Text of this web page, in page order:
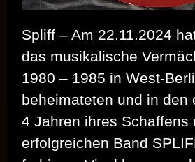
Spliff – Am 22.11.2024
das musikalische
1980 – 1985 in West-
beheimateten und in den
4 Jahren ihres Schaffens
erfolgreichen Band